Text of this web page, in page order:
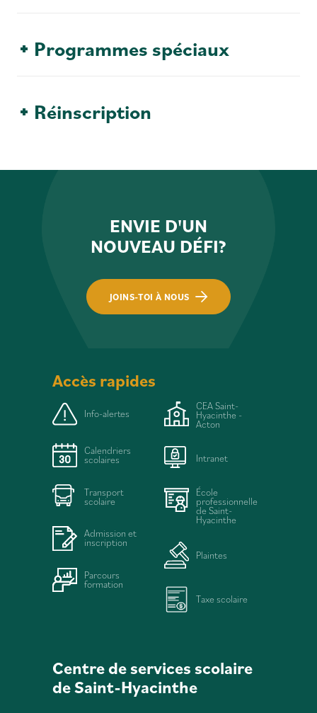
Programmes spéciaux
Réinscription
ENVIE D'UN
NOUVEAU DÉFI?
JOINS-TOI À NOUS
Accès rapides
Info-alertes
Calendriers
scolaires
Transport
scolaire
Admission et
inscription
Parcours
formation
CEA Saint-
Hyacinthe -
Acton
Intranet
École
professionnelle
de Saint-
Hyacinthe
Plaintes
Taxe scolaire
Centre de services scolaire
de Saint-Hyacinthe